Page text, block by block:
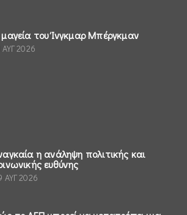
του Ίνγκμαρ Μπέργκμαν
ΑΥΓ 2026
η ανάληψη πολιτικής και
ευθύνης
ΑΥΓ 2026